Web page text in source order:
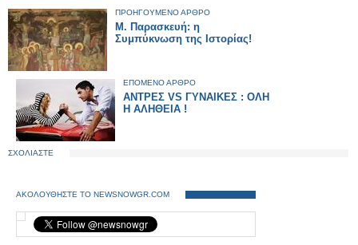
ΠΡΟΗΓΟΥΜΕΝΟ ΑΡΘΡΟ
Μ. Παρασκευή: η
Συμπύκνωση της Ιστορίας!
ΕΠΟΜΕΝΟ ΑΡΘΡΟ
ΑΝΤΡΕΣ VS ΓΥΝΑΙΚΕΣ : ΟΛΗ
Η ΑΛΗΘΕΙΑ !
ΣΧΟΛΙΑΣΤΕ
ΑΚΟΛΟΥΘΗΣΤΕ ΤΟ NEWSNOWGR.COM